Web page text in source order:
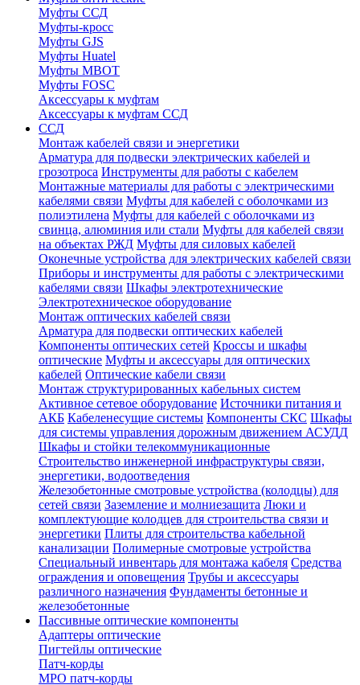
Муфты ССД
Муфты-кросс
Муфты GJS
Муфты Huatel
Муфты МВОТ
Муфты FOSC
Аксессуары к муфтам
Аксессуары к муфтам ССД
ССД
Монтаж кабелей связи и энергетики
Арматура для подвески электрических кабелей и
грозотроса Инструменты для работы с кабелем
Монтажные материалы для работы с электрическими
кабелями связи Муфты для кабелей с оболочками из
полиэтилена Муфты для кабелей с оболочками из
свинца, алюминия или стали Муфты для кабелей связи
на объектах РЖД Муфты для силовых кабелей
Оконечные устройства для электрических кабелей связи
Приборы и инструменты для работы с электрическими
кабелями связи Шкафы электротехнические
Электротехническое оборудование
Монтаж оптических кабелей связи
Арматура для подвески оптических кабелей
Компоненты оптических сетей Кроссы и шкафы
оптические Муфты и аксессуары для оптических
кабелей Оптические кабели связи
Монтаж структурированных кабельных систем
Активное сетевое оборудование Источники питания и
АКБ Кабеленесущие системы Компоненты СКС Шкафы
для системы управления дорожным движением АСУДД
Шкафы и стойки телекоммуникационные
Строительство инженерной инфраструктуры связи,
энергетики, водоотведения
Железобетонные смотровые устройства (колодцы) для
сетей связи Заземление и молниезащита Люки и
комплектующие колодцев для строительства связи и
энергетики Плиты для строительства кабельной
канализации Полимерные смотровые устройства
Специальный инвентарь для монтажа кабеля Средства
ограждения и оповещения Трубы и аксессуары
различного назначения Фундаменты бетонные и
железобетонные
Пассивные оптические компоненты
Адаптеры оптические
Пигтейлы оптические
Патч-корды
MPO патч-корды